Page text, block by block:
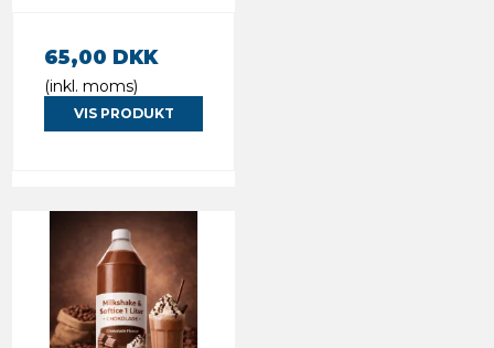
65,00 DKK
(inkl. moms)
VIS PRODUKT